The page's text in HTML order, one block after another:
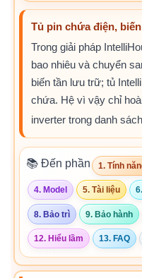
Tủ pin chứa điện,
Trong giải pháp
bao nhiêu và chuyển
biến tần lưu trữ; tủ
chứa. Hệ vì vậy chỉ
inverter trong danh
📚 Đến phần 1. Tính
4. Model 5. Tài liệu
8. Bảo trì 9. Bảo hành
12. Hiểu lầm 13. FAQ